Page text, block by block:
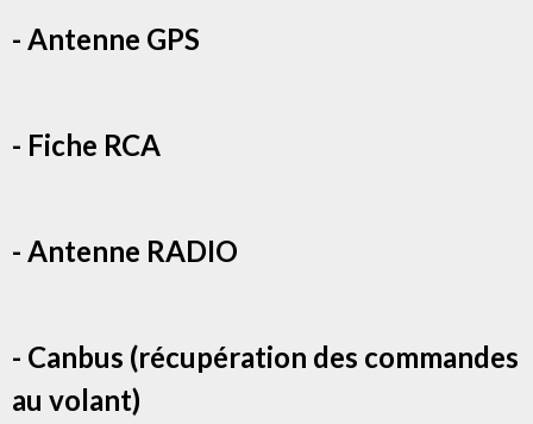
- Antenne GPS
- Fiche RCA
- Antenne RADIO
- Canbus (récupération des commandes
au volant)